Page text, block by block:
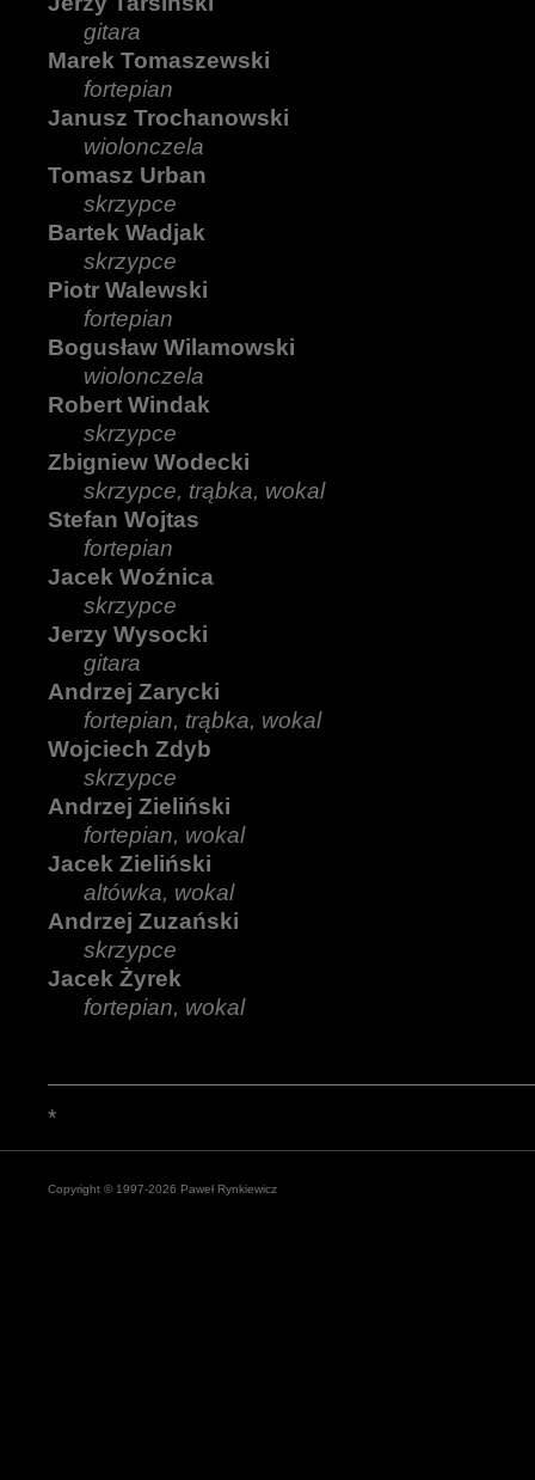
gitara
Marek Tomaszewski
fortepian
Janusz Trochanowski
wiolonczela
Tomasz Urban
skrzypce
Bartek Wadjak
skrzypce
Piotr Walewski
fortepian
Bogusław Wilamowski
wiolonczela
Robert Windak
skrzypce
Zbigniew Wodecki
skrzypce, trąbka, wokal
Stefan Wojtas
fortepian
Jacek Woźnica
skrzypce
Jerzy Wysocki
gitara
Andrzej Zarycki
fortepian, trąbka, wokal
Wojciech Zdyb
skrzypce
Andrzej Zieliński
fortepian, wokal
Jacek Zieliński
altówka, wokal
Andrzej Zuzański
skrzypce
Jacek Żyrek
fortepian, wokal
*
Copyright © 1997-2026 Paweł Rynkiewicz